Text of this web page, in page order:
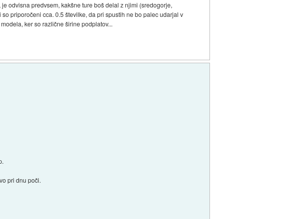
odvisna predvsem, kakšne ture boš delal z njimi (sredogorje,
priporočeni cca. 0.5 številke, da pri spustih ne bo palec udarjal v
ker so različne širine podplatov...
pri dnu poči.